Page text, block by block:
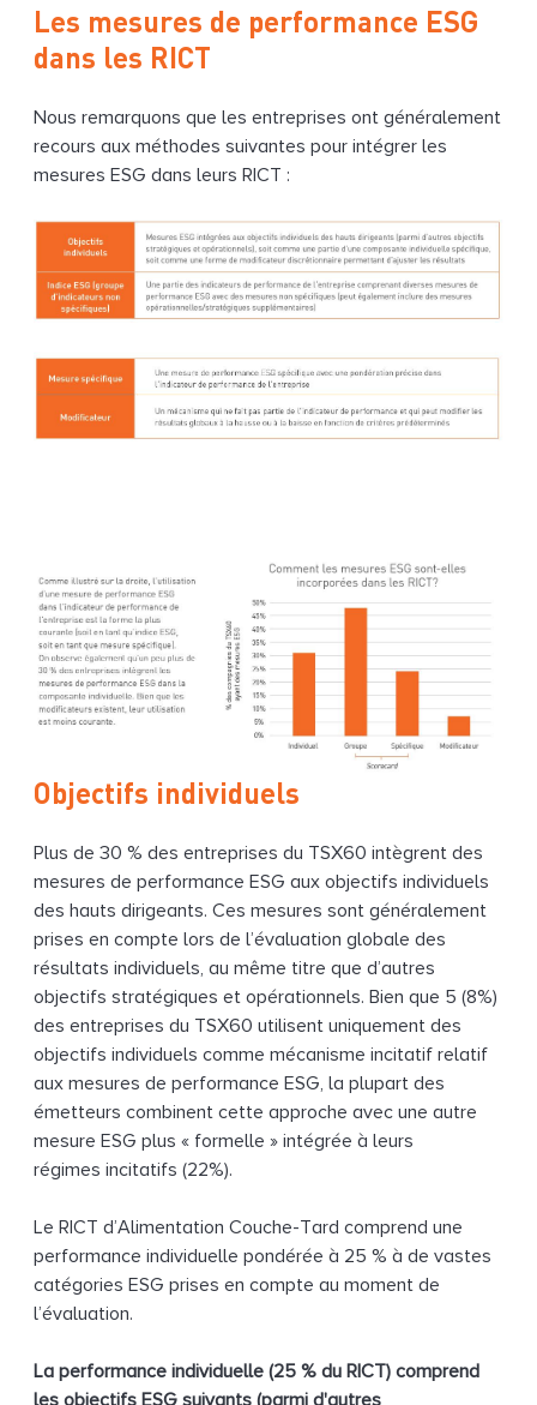
Les mesures de performance ESG
dans les RICT
Nous remarquons que les entreprises ont généralement
recours aux méthodes suivantes pour intégrer les
mesures ESG dans leurs RICT :
Objectifs individuels
Plus de 30 % des entreprises du TSX60 intègrent des
mesures de performance ESG aux objectifs individuels
des hauts dirigeants. Ces mesures sont généralement
prises en compte lors de l’évaluation globale des
résultats individuels, au même titre que d’autres
objectifs stratégiques et opérationnels. Bien que 5 (8%)
des entreprises du TSX60 utilisent uniquement des
objectifs individuels comme mécanisme incitatif relatif
aux mesures de performance ESG, la plupart des
émetteurs combinent cette approche avec une autre
mesure ESG plus « formelle » intégrée à leurs
régimes incitatifs (22%).
Le RICT d’Alimentation Couche-Tard comprend une
performance individuelle pondérée à 25 % à de vastes
catégories ESG prises en compte au moment de
l’évaluation.
La performance individuelle (25 % du RICT) comprend
les objectifs ESG suivants (parmi d'autres